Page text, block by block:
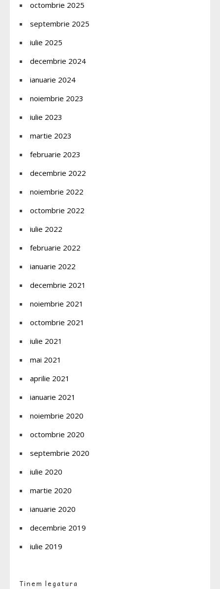
octombrie 2025
septembrie 2025
iulie 2025
decembrie 2024
ianuarie 2024
noiembrie 2023
iulie 2023
martie 2023
februarie 2023
decembrie 2022
noiembrie 2022
octombrie 2022
iulie 2022
februarie 2022
ianuarie 2022
decembrie 2021
noiembrie 2021
octombrie 2021
iulie 2021
mai 2021
aprilie 2021
ianuarie 2021
noiembrie 2020
octombrie 2020
septembrie 2020
iulie 2020
martie 2020
ianuarie 2020
decembrie 2019
iulie 2019
Tinem legatura